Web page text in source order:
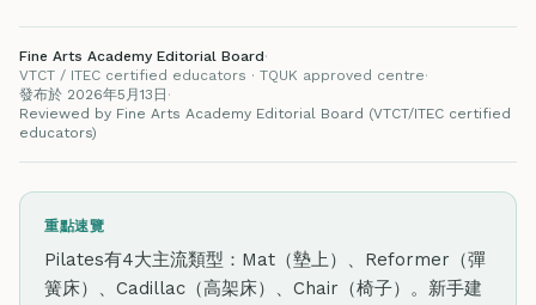
Fine Arts Academy Editorial Board·
VTCT / ITEC certified educators · TQUK approved centre·
發布於 2026年5月13日 ·
Reviewed by Fine Arts Academy Editorial Board (VTCT/ITEC certified
educators)
重點速覽
Pilates有4大主流類型：Mat（墊上）、Reformer（彈
簧床）、Cadillac（高架床）、Chair（椅子）。新手建